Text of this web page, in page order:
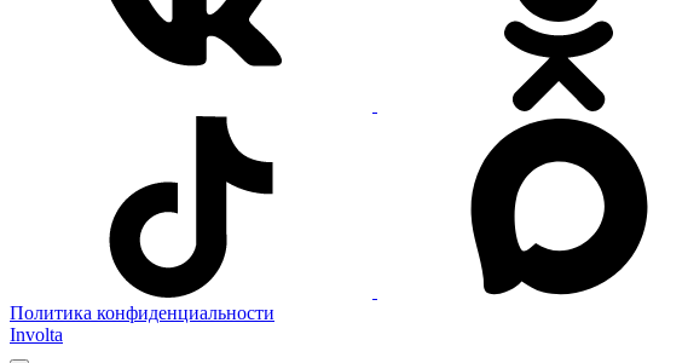
Политика конфиденциальности
Involta